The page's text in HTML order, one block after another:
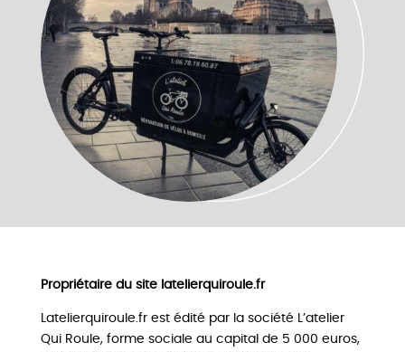
Propriétaire du site latelierquiroule.fr
Latelierquiroule.fr est édité par la société L’atelier
Qui Roule, forme sociale au capital de 5 000 euros,